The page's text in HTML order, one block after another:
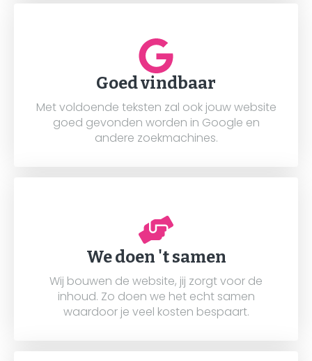
Goed vindbaar
Met voldoende teksten zal ook jouw website
goed gevonden worden in Google en
andere zoekmachines.
We doen 't samen
Wij bouwen de website, jij zorgt voor de
inhoud. Zo doen we het echt samen
waardoor je veel kosten bespaart.